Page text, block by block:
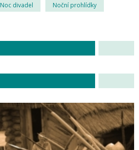
Noc divadel Noční prohlídky